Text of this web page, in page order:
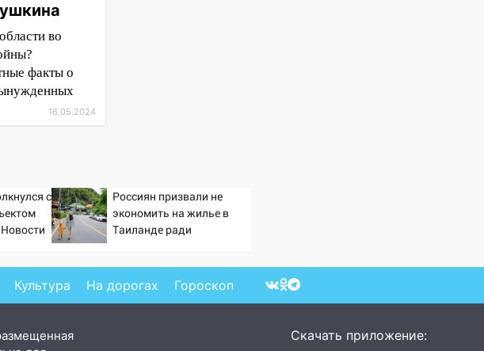
во
факты о
16.05.2024
с
Россиян призвали не
экономить на жилье в
Таиланде ради
Культура На дорогах Гороскоп
Скачать приложение: